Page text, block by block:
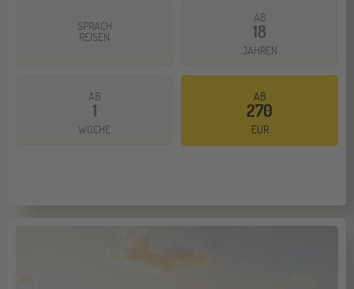
SPRACH
REISEN
AB
18
JAHREN
AB
1
WOCHE
AB
270
EUR